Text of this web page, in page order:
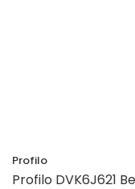
Profilo
Profilo DVK6J621